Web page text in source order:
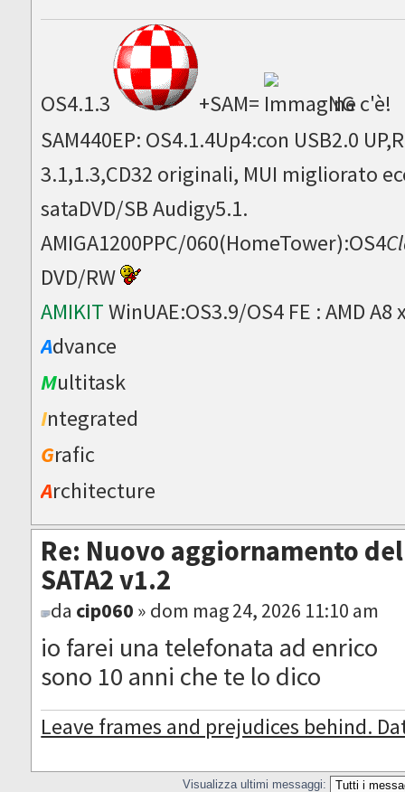
OS4.1.3 +SAM=
NG c'è!
SAM440EP: OS4.1.4Up4:con USB2.0
3.1,1.3,CD32 originali, MUI migliorato
sataDVD/SB Audigy5.1.
AMIGA1200PPC/060(HomeTower):OS4
DVD/RW
AMIKITWinUAE:OS3.9/OS4 FE : AMD A8
Advance
Multitask
Integrated
Grafic
Architecture
Re: Nuovo aggiornamento
SATA2 v1.2
da cip060 » dom mag 24, 2026 11:10 am
io farei una telefonata ad enrico
sono 10 anni che te lo dico
Leave frames and prejudices behind.
Visualizza ultimi messaggi: